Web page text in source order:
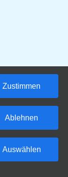
Zustimmen
Ablehnen
Auswählen